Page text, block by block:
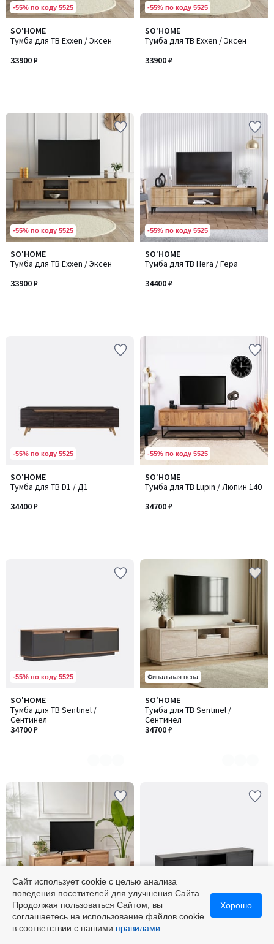
-55% по коду 5525
SO'HOME
Тумба для ТВ Exxen / Эксен
33900 ₽
-55% по коду 5525
SO'HOME
Тумба для ТВ Exxen / Эксен
33900 ₽
-55% по коду 5525
SO'HOME
Тумба для ТВ Exxen / Эксен
33900 ₽
-55% по коду 5525
SO'HOME
Тумба для ТВ Hera / Гера
34400 ₽
-55% по коду 5525
SO'HOME
Тумба для ТВ D1 / Д1
34400 ₽
-55% по коду 5525
SO'HOME
Тумба для ТВ Lupin / Люпин 140
34700 ₽
-55% по коду 5525
SO'HOME
Тумба для ТВ Sentinel /
Сентинел
34700 ₽
Количество
цветов:
2
Финальная цена
SO'HOME
Тумба для ТВ Sentinel /
Сентинел
34700 ₽
Количество
цветов:
3
-55% по коду 5525
SO'HOME
Тумба для ТВ Vanguard /
SO'HOME
Тумба для ТВ Vanguard /
Сайт использует cookie с целью анализа
поведения посетителей для улучшения Сайта.
Продолжая пользоваться Сайтом, вы
соглашаетесь на использование файлов cookie
в соответствии с нашими правилами.
Хорошо